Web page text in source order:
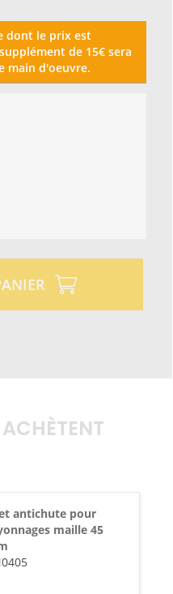
dont le prix est
de 15€ sera
main d'oeuvre.
antichute pour
maille 45